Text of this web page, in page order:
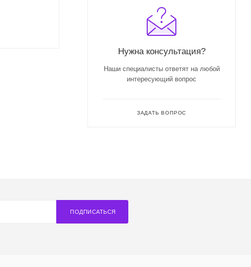
Нужна консультация?
Наши специалисты ответят на любой
интересующий вопрос
ЗАДАТЬ ВОПРОС
ПОДПИСАТЬСЯ